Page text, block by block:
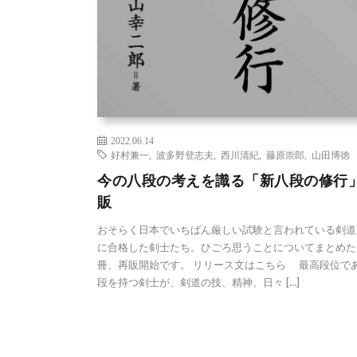
2022.06.14
好村兼一
波多野登志夫 西川清紀 藤原崇郎 山田博徳
今の八段の考えを識る「新八段の修行
販
おそらく日本でいちばん厳しい試験と言われている剣
に合格した剣士たち。ひごろ思うことについてまとめた
冊、再販開始です。 リリース文はこちら 最高段位で
段を持つ剣士が、剣道の技、精神、日々 […]